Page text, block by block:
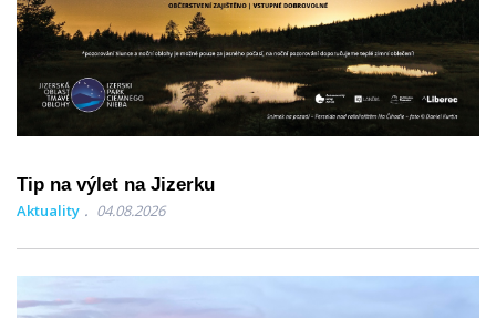
Tip na výlet na Jizerku
Aktuality 04.08.2026